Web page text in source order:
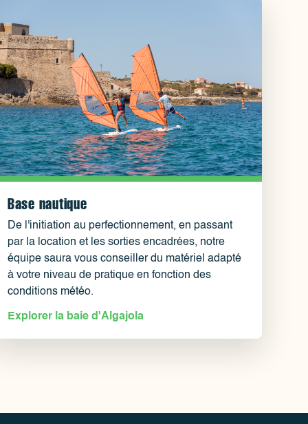
Base nautique
De l'initiation au perfectionnement, en passant
par la location et les sorties encadrées, notre
équipe saura vous conseiller du matériel adapté
à votre niveau de pratique en fonction des
conditions météo.
Explorer la baie d'Algajola